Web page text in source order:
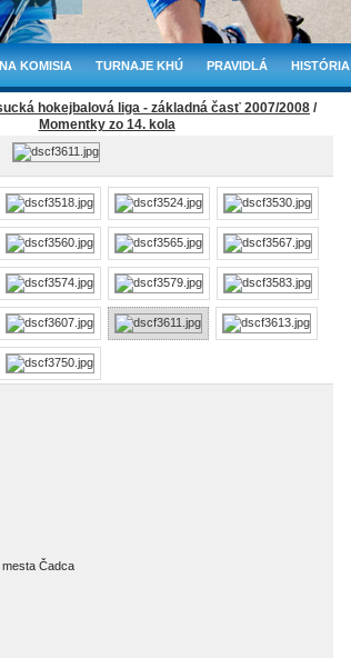
KOMISIA TURNAJE KHÚ PRAVIDLÁ HISTÓRIA
hokejbalová liga - základná časť 2007/2008 /
Momentky zo 14. kola
Čadca